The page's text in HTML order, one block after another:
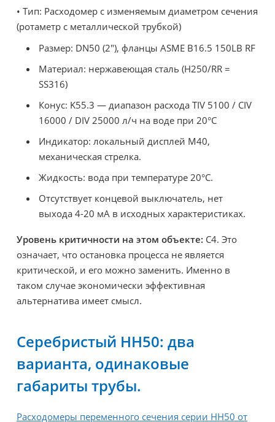
• Тип: Расходомер с изменяемым диаметром сечения
(ротаметр с металлической трубкой)
Размер: DN50 (2"), фланцы ASME B16.5 150LB RF
Материал: нержавеющая сталь (H250/RR =
SS316)
Конус: K55.3 — диапазон расхода TIV 5100 / CIV
16000 / DIV 25000 л/ч на воде при 20°C
Индикатор: локальный дисплей M40,
механическая стрелка.
Жидкость: вода при температуре 20°C.
Отсутствует концевой выключатель, нет
выхода 4-20 мА в исходных характеристиках.
Уровень критичности на этом объекте: C4. Это
означает, что остановка процесса не является
критической, и его можно заменить. Именно в
таком случае экономически эффективная
альтернатива имеет смысл.
Серебристый HH50: два
варианта, одинаковые
габариты трубы.
Расходомеры переменного сечения серии HH50 от